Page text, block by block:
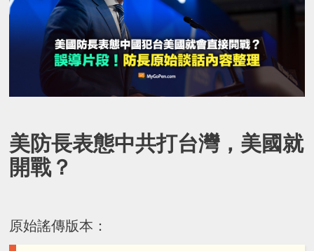
美防長表態中共打台灣，美國就
開戰？
原始謠傳版本：